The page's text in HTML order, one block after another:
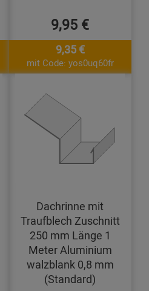
9,95 €
9,35 €
mit Code: yos0uq60fr
Dachrinne mit
Traufblech Zuschnitt
250 mm Länge 1
Meter Aluminium
walzblank 0,8 mm
(Standard)